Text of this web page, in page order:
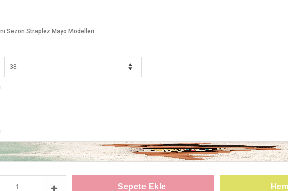
Sezon Straplez Mayo Modelleri